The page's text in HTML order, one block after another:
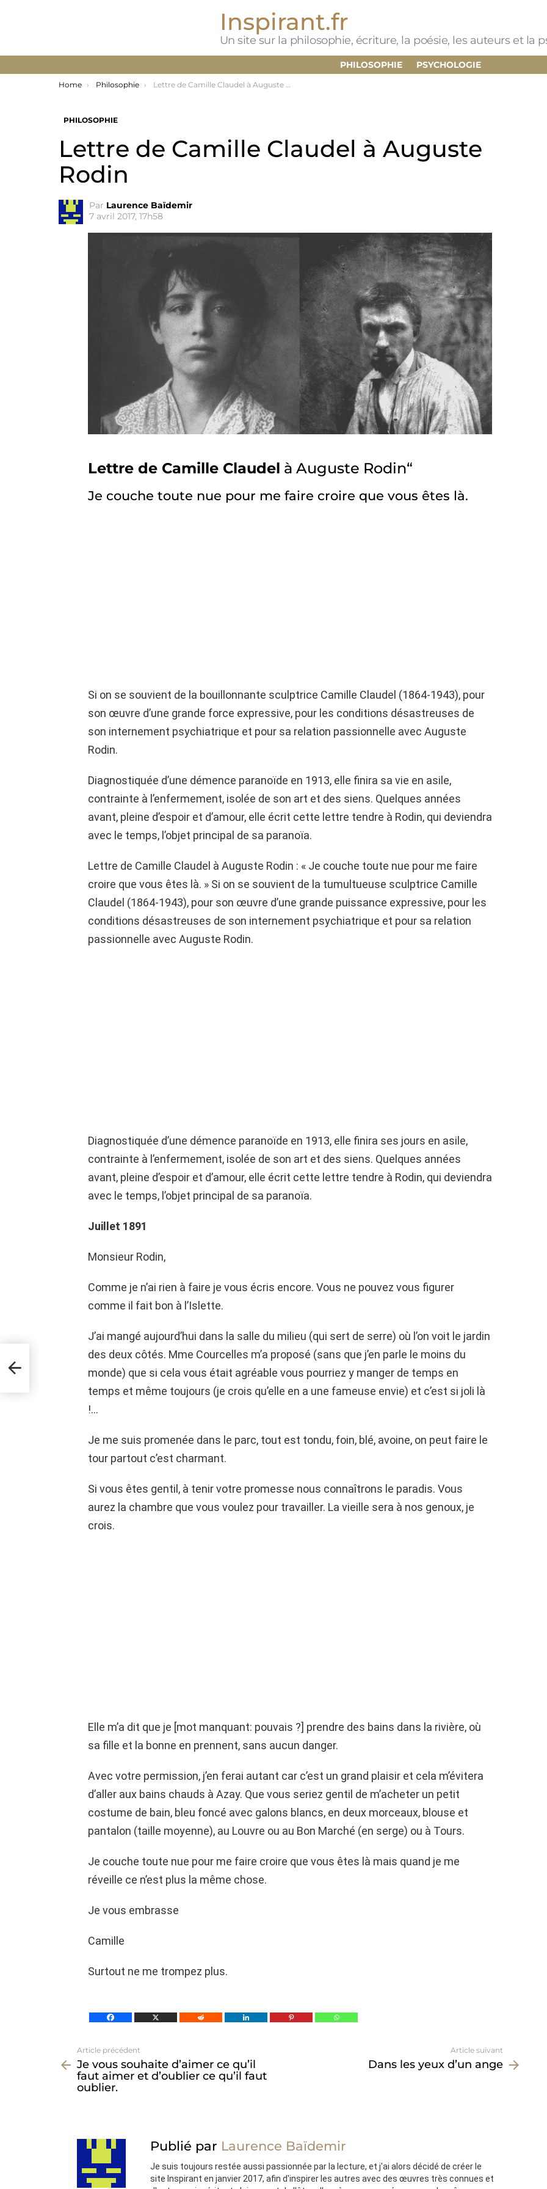
Inspirant.fr
Un site sur la philosophie, écriture, la poésie, les auteurs et la
PHILOSOPHIE PSYCHOLOGIE
You are here:
Home Philosophie Lettre de Camille Claudel à Auguste Rodin
PHILOSOPHIE
Lettre de Camille Claudel à Auguste
Rodin
Par Laurence Baïdemir
7 avril 2017, 17h58
Lettre de Camille Claudel à Auguste Rodin“
Je couche toute nue pour me faire croire que vous êtes là.
Si on se souvient de la bouillonnante sculptrice Camille Claudel (1864-1943), pour
son œuvre d’une grande force expressive, pour les conditions désastreuses de
son internement psychiatrique et pour sa relation passionnelle avec Auguste
Rodin.
Diagnostiquée d’une démence paranoïde en 1913, elle finira sa vie en asile,
contrainte à l’enfermement, isolée de son art et des siens. Quelques années
avant, pleine d’espoir et d’amour, elle écrit cette lettre tendre à Rodin, qui deviendra
avec le temps, l’objet principal de sa paranoïa.
Lettre de Camille Claudel à Auguste Rodin : « Je couche toute nue pour me faire
croire que vous êtes là. » Si on se souvient de la tumultueuse sculptrice Camille
Claudel (1864-1943), pour son œuvre d’une grande puissance expressive, pour les
conditions désastreuses de son internement psychiatrique et pour sa relation
passionnelle avec Auguste Rodin.
Diagnostiquée d’une démence paranoïde en 1913, elle finira ses jours en asile,
contrainte à l’enfermement, isolée de son art et des siens. Quelques années
avant, pleine d’espoir et d’amour, elle écrit cette lettre tendre à Rodin, qui deviendra
avec le temps, l’objet principal de sa paranoïa.
Juillet 1891
Monsieur Rodin,
Comme je n’ai rien à faire je vous écris encore. Vous ne pouvez vous figurer
comme il fait bon à l’Islette.
J’ai mangé aujourd’hui dans la salle du milieu (qui sert de serre) où l’on voit le jardin
des deux côtés. Mme Courcelles m’a proposé (sans que j’en parle le moins du
monde) que si cela vous était agréable vous pourriez y manger de temps en
temps et même toujours (je crois qu’elle en a une fameuse envie) et c’est si joli là
!…
Je me suis promenée dans le parc, tout est tondu, foin, blé, avoine, on peut faire le
tour partout c’est charmant.
Si vous êtes gentil, à tenir votre promesse nous connaîtrons le paradis. Vous
aurez la chambre que vous voulez pour travailler. La vieille sera à nos genoux, je
crois.
Elle m’a dit que je [mot manquant: pouvais ?] prendre des bains dans la rivière, où
sa fille et la bonne en prennent, sans aucun danger.
Avec votre permission, j’en ferai autant car c’est un grand plaisir et cela m’évitera
d’aller aux bains chauds à Azay. Que vous seriez gentil de m’acheter un petit
costume de bain, bleu foncé avec galons blancs, en deux morceaux, blouse et
pantalon (taille moyenne), au Louvre ou au Bon Marché (en serge) ou à Tours.
Je couche toute nue pour me faire croire que vous êtes là mais quand je me
réveille ce n’est plus la même chose.
Je vous embrasse
Camille
Surtout ne me trompez plus.
plus
Article précédent
Je vous souhaite d’aimer ce qu’il
faut aimer et d’oublier ce qu’il faut
oublier.
Article suivant
Dans les yeux d’un ange
Publié par Laurence Baïdemir
Je suis toujours restée aussi passionnée par la lecture, et j'ai alors décidé de créer le
site Inspirant en janvier 2017, afin d'inspirer les autres avec des œuvres très connues et